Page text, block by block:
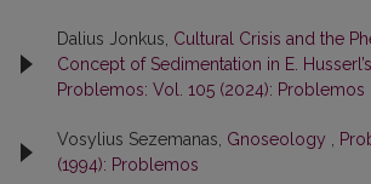
Dalius Jonkus, Cultural Crisis and the
Concept of Sedimentation in E.
Problemos: Vol. 105 (2024): Problemos
Vosylius Sezemanas, Gnoseology
(1994): Problemos